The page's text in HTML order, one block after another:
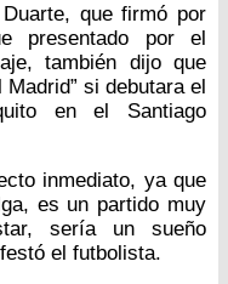
que firmó por
presentado por el
también dijo que
si debutara el
en el Santiago
inmediato, ya que
es un partido muy
sería un sueño
el futbolista.